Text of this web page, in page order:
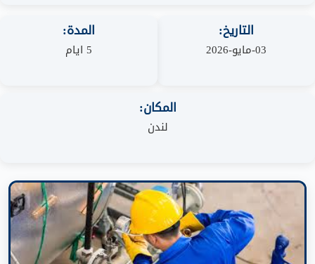
التاريخ:
03-مايو-2026
المدة:
5 ايام
المكان:
لندن